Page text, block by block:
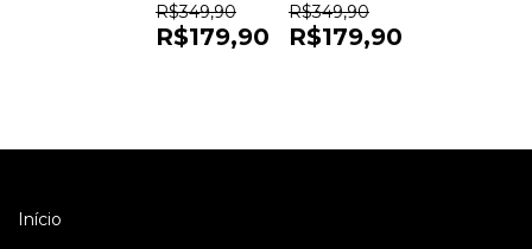
Adidas
Torcedor
Masculina
R$349,90
R$179,90
24/25 -
Adidas
Torcedor
R$349,90
R$179,90
Início